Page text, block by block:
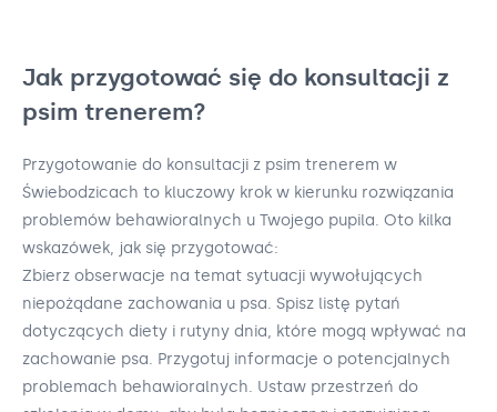
Jak przygotować się do konsultacji z
psim trenerem?
Przygotowanie do konsultacji z psim trenerem w
Świebodzicach to kluczowy krok w kierunku rozwiązania
problemów behawioralnych u Twojego pupila. Oto kilka
wskazówek, jak się przygotować:
Zbierz obserwacje na temat sytuacji wywołujących
niepożądane zachowania u psa. Spisz listę pytań
dotyczących diety i rutyny dnia, które mogą wpływać na
zachowanie psa. Przygotuj informacje o potencjalnych
problemach behawioralnych. Ustaw przestrzeń do